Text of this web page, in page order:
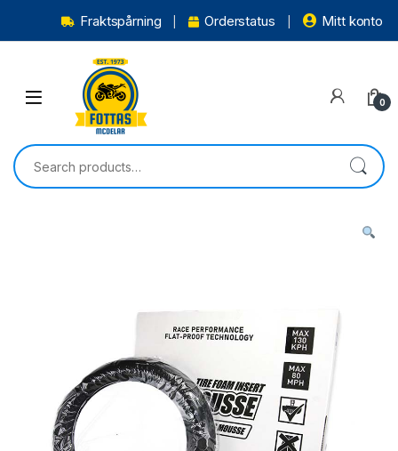
Fraktspårning Orderstatus Mitt konto
0